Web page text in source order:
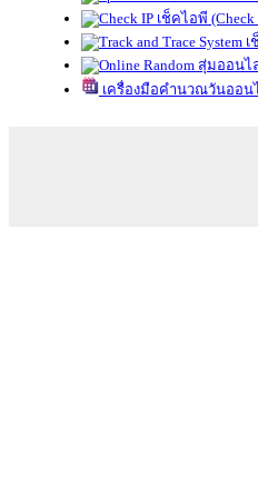
เช็คไอพี (Check
เ
สุ่มออนไ
เครื่องมือคำนวณวันออน